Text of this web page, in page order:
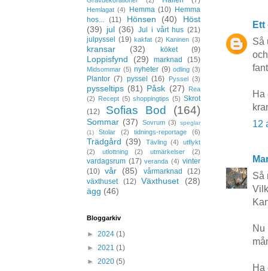
Så
Ha
12
Så
Nu
Ha
Hemlagat (4) Hemma (10) Hemma
hos...
(11) Hönsen (40)
Höst
(39) jul (36) Jul i vårt hus (21)
julpyssel
(19) kakfat (2) Kaninen (3)
kransar (32) köket (9)
Loppisfynd (29) marknad (15)
Midsommar (5) nyheter (9) odling (3)
Plantor (7) pyssel (16) Pyssel (3)
pysseltips (81) Påsk (27)
Rea
(2) Recept (5) shoppingtips (5) Skrot
(12)
Sofias Bod (164)
Sommar (37) Sovrum (3)
speglar
(1)
Stolar (2) tidnings-reportage (6)
Trädgård (39) Tävling (4)
utflykt
(2)
utlottning (2) utmärkelser (2)
vardagsrum (17) veranda (4) vinter
(10) vår (85) vårmarknad
(12)
växthuset
(12) Växthuset
(28)
ägg (46)
Bloggarkiv
► 2024 (1)
► 2021 (1)
► 2020 (5)